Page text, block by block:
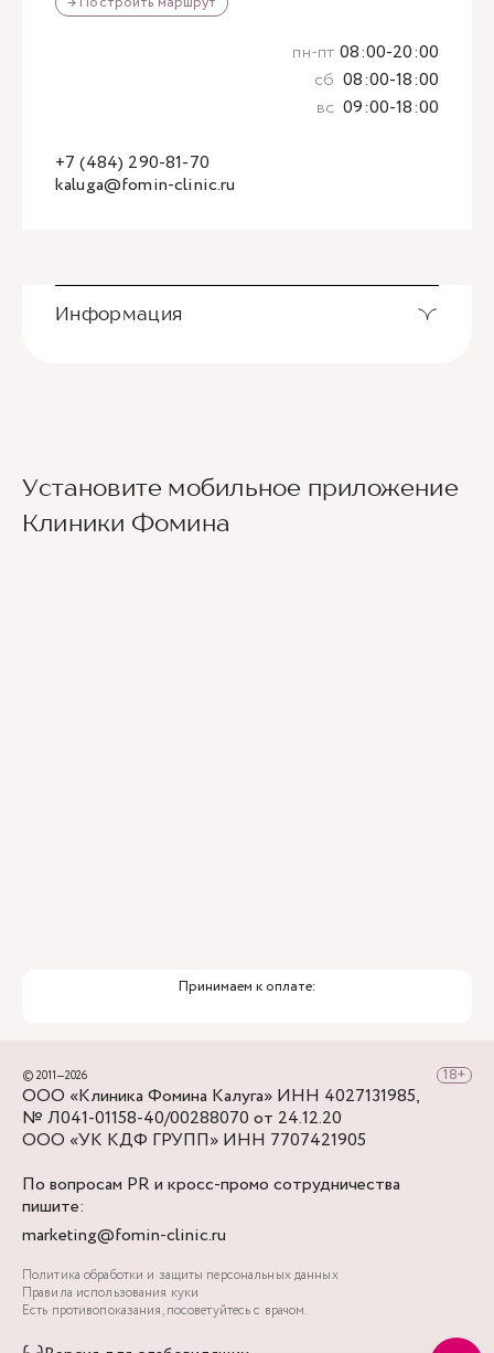
kaluga@fomin-clinic.ru
+7 (484) 290-81-70
пн-пт 08:00-20:00
сб 08:00-18:00
вс 09:00-18:00
Информация
Ведущие врачи региона
Установите мобильное приложение
Клиники Фомина
Принимаем к оплате:
© 2011—2026
ООО «Клиника Фомина Калуга» ИНН 4027131985,
№ Л041-01158-40/00288070 от 24.12.20
ООО «УК КДФ ГРУПП» ИНН 7707421905
По вопросам PR и кросс-промо сотрудничества
пишите:
marketing@fomin-clinic.ru
Политика обработки и защиты персональных данных
Правила использования куки
Есть противопоказания, посоветуйтесь с врачом.